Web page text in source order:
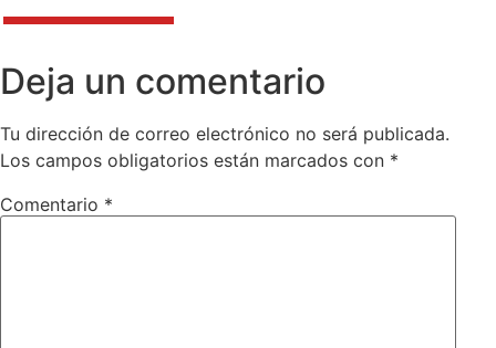
Deja un comentario
Tu dirección de correo electrónico no será publicada.
Los campos obligatorios están marcados con *
Comentario *